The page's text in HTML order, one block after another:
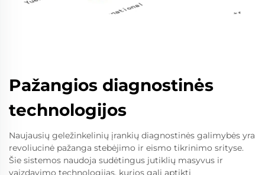
Pažangios diagnostinės
technologijos
Naujausių geležinkelinių įrankių diagnostinės galimybės yra
revoliucinė pažanga stebėjimo ir eismo tikrinimo srityse.
Šie sistemos naudoja sudėtingus jutiklių masyvus ir
vaizdavimo technologijas, kurios gali aptikti